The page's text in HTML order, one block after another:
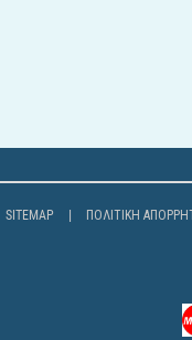
SITEMAP
ΠΟΛΙΤΙΚΉ